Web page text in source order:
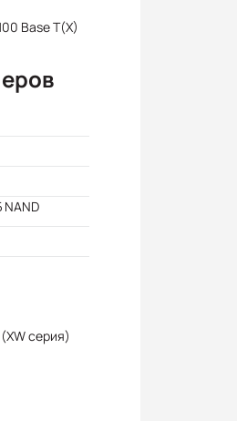
Base T(X)
NAND
серия)